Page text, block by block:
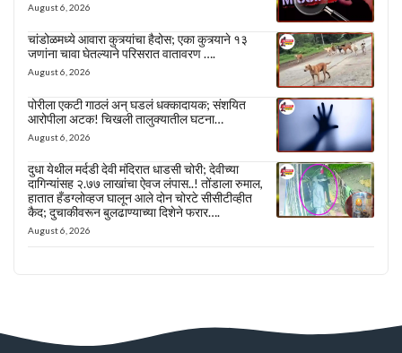
August 6, 2026
चांडोळमध्ये आवारा कुत्र्यांचा हैदोस; एका कुत्र्याने १३
जणांना चावा घेतल्याने परिसरात वातावरण ….
August 6, 2026
पोरीला एकटी गाठलं अन् घडलं धक्कादायक; संशयित
आरोपीला अटक! चिखली तालुक्यातील घटना…
August 6, 2026
दुधा येथील मर्दडी देवी मंदिरात धाडसी चोरी; देवीच्या
दागिन्यांसह २.७७ लाखांचा ऐवज लंपास..! तोंडाला रुमाल,
हातात हँडग्लोव्हज घालून आले दोन चोरटे सीसीटीव्हीत
कैद; दुचाकीवरून बुलढाण्याच्या दिशेने फरार….
August 6, 2026